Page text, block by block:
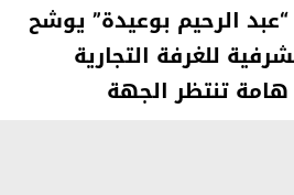
الرحيم بوعيدة” يوشح
للغرفة التجارية
هامة تنتظر الجهة